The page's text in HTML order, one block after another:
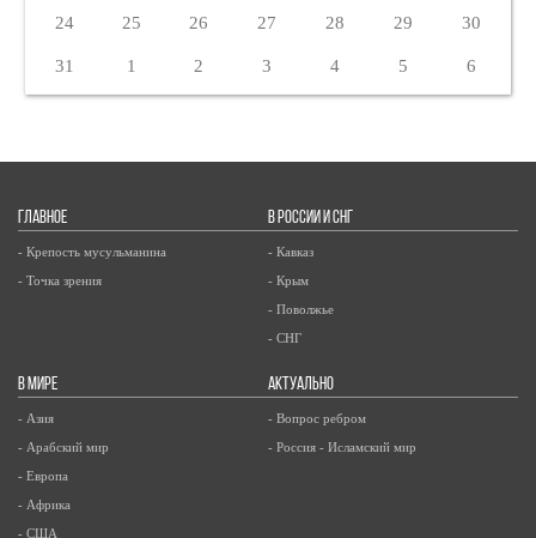
24 25 26 27 28 29 30
31 1 2 3 4 5 6
ГЛАВНОЕ
- Крепость мусульманина
- Точка зрения
В РОССИИ И СНГ
- Кавказ
- Крым
- Поволжье
- СНГ
В МИРЕ
- Азия
- Арабский мир
- Европа
- Африка
- США
АКТУАЛЬНО
- Вопрос ребром
- Россия - Исламский мир